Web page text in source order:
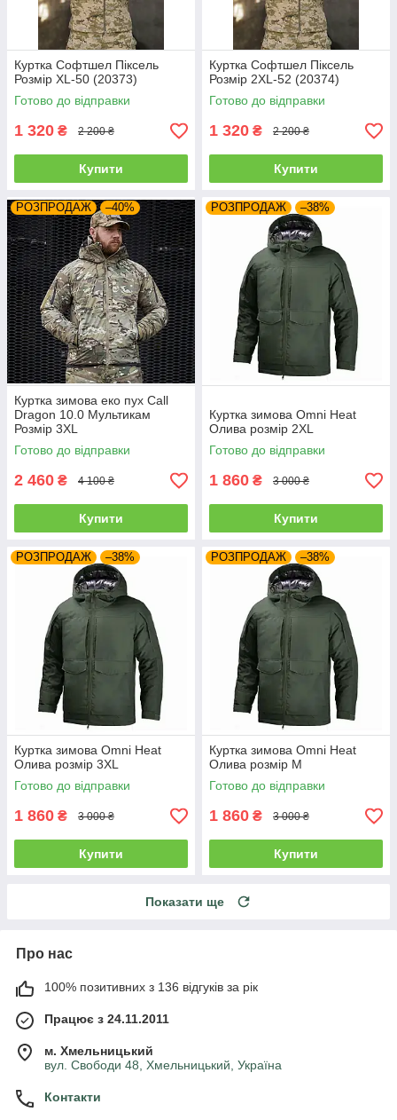
Куртка Софтшел Піксель
Розмір XL-50 (20373)
Готово до відправки
1 320 ₴ 2 200 ₴
Купити
Куртка Софтшел Піксель
Розмір 2XL-52 (20374)
Готово до відправки
1 320 ₴ 2 200 ₴
Купити
РОЗПРОДАЖ –40%
Куртка зимова еко пух Call
Dragon 10.0 Мультикам
Розмір 3XL
Готово до відправки
2 460 ₴ 4 100 ₴
Купити
РОЗПРОДАЖ –38%
Куртка зимова Omni Heat
Олива розмір 2XL
Готово до відправки
1 860 ₴ 3 000 ₴
Купити
РОЗПРОДАЖ –38%
Куртка зимова Omni Heat
Олива розмір 3XL
Готово до відправки
1 860 ₴ 3 000 ₴
Купити
РОЗПРОДАЖ –38%
Куртка зимова Omni Heat
Олива розмір M
Готово до відправки
1 860 ₴ 3 000 ₴
Купити
Показати ще
Про нас
100% позитивних з 136 відгуків за рік
Працює з 24.11.2011
м. Хмельницький
вул. Свободи 48, Хмельницький, Україна
Контакти